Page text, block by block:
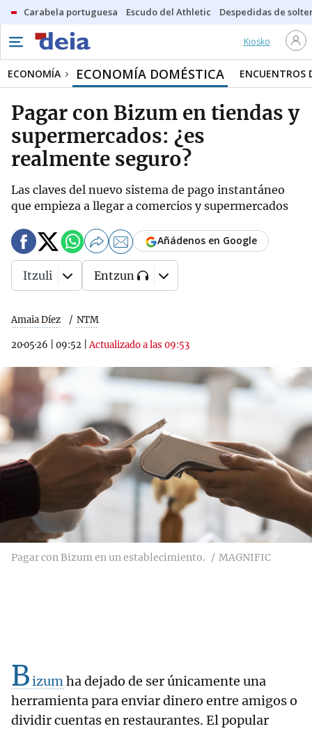
Carabela portuguesa Escudo del Athletic Despedidas de
Kiosko
ECONOMÍA ECONOMÍA DOMÉSTICA ENCUENTROS
Pagar con Bizum en tiendas y
supermercados: ¿es
realmente seguro?
Las claves del nuevo sistema de pago instantáneo
que empieza a llegar a comercios y supermercados
Amaia Díez NTM
20·05·26 09:52 |Actualizado a las 09:53
Añádenos en Google
Itzuli Entzun
Pagar con Bizum en un establecimiento. MAGNIFIC
Bizumha dejado de ser únicamente una
herramienta para enviar dinero entre amigos o
dividir cuentas en restaurantes. El popular